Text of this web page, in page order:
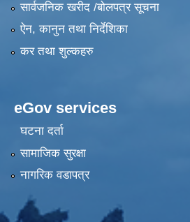
सार्वजनिक खरीद /बोलपत्र सूचना
ऐन, कानुन तथा निर्देशिका
कर तथा शुल्कहरु
eGov services
घटना दर्ता
सामाजिक सुरक्षा
नागरिक वडापत्र